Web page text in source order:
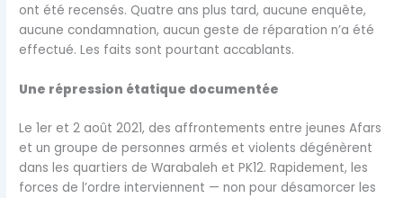
ont été recensés. Quatre ans plus tard, aucune enquête,
aucune condamnation, aucun geste de réparation n’a été
effectué. Les faits sont pourtant accablants.
Une répression étatique documentée
Le 1er et 2 août 2021, des affrontements entre jeunes Afars
et un groupe de personnes armés et violents dégénèrent
dans les quartiers de Warabaleh et PK12. Rapidement, les
forces de l’ordre interviennent — non pour désamorcer les